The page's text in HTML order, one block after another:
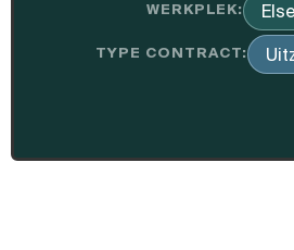
WERKPLEK:
TYPE CONTRACT: